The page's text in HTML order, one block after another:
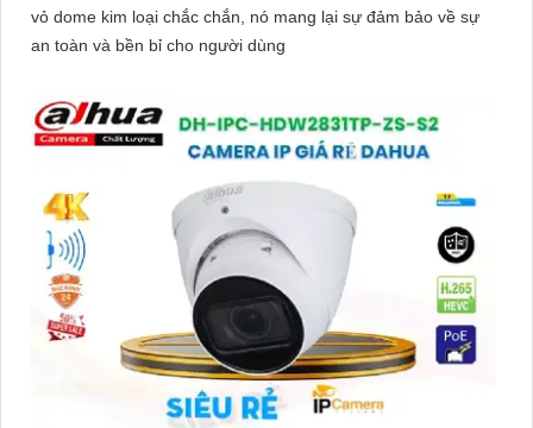
vỏ dome kim loại chắc chắn, nó mang lại sự đảm bảo về sự
an toàn và bền bỉ cho người dùng